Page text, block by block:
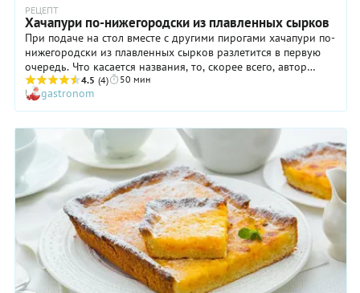
блендером.
Вкус
начинки
будет
более
насыщенным.
РЕЦЕПТ
Хачапури по-нижегородски из плавленных сырков
При подаче на стол вместе с другими пирогами хачапури по-
нижегородски из плавленных сырков разлетится в первую
очередь. Что касается названия, то, скорее всего, автор
рецепта Елена Хорошенькова родом из столицы Поволжья.
Этот сырный пирог — праздничный вариант. Как приготовить
хачапури с плавленным сыром, вы узнаете из рецепта ниже.
А просто в выходной, чтобы получилось совсем быстро,
приготовьте начинку — один в один, и вместо теста
возьмите тонкий лаваш, 4 листа. Порежьте его на
четвертинки, а затем отправьте в каждую большую ложку с
верхом начинки. Заверните конвертом и быстро обжарьте в
масле на сковороде.
4.5 (4) 50 мин
gastronom